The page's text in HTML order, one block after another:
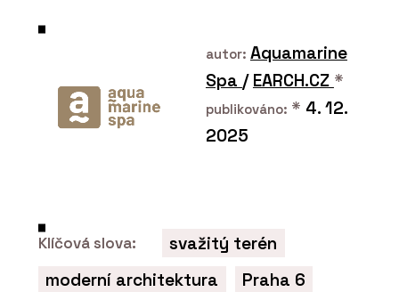
autor: Aquamarine
Spa / EARCH.CZ *
publikováno: * 4. 12.
2025
Klíčová slova:
svažitý terén
moderní architektura
Praha 6